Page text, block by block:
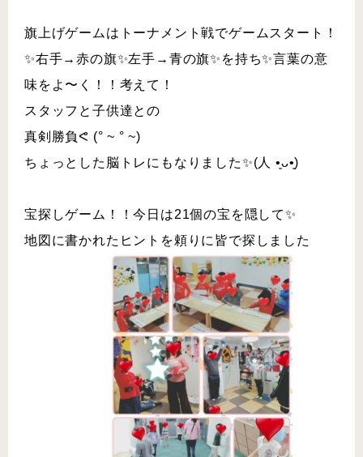
旗上げゲームはトーナメント戦でゲームスタート！
✨右手→赤の旗✨左手→青の旗✨を持ち✨言葉の意
味をよ〜く！！考えて！
スタッフと子供達との
真剣勝負ᕙ (° ~ ° ~)
ちょっとした脳トレにもなりました✨(人 •͈ᴗ•͈)
宝探しゲーム！！今日は21個の宝を隠して✨
地図に書かれたヒントを頼りに皆で探しました